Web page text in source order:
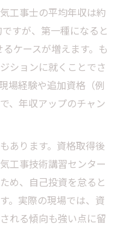
たい実践的技術
アップ実践方法
工事士の平均年収は約
すが、第一種になると
ケースが増えます。も
ションに就くことでさ
場経験や追加資格（例
、年収アップのチャン
あります。資格取得後
工事技術講習センター
め、自己投資を怠ると
。実際の現場では、資
れる傾向も強い点に留